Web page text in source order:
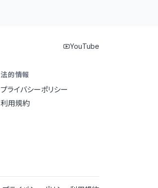
YouTube
法的情報
プライバシーポリシー
利用規約